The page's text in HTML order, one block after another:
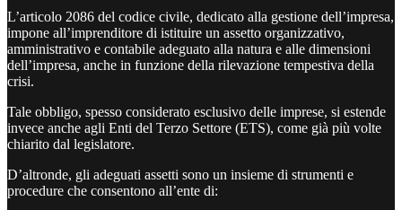
L’articolo 2086 del codice civile, dedicato alla gestione dell’impresa,
impone all’imprenditore di istituire un assetto organizzativo,
amministrativo e contabile adeguato alla natura e alle dimensioni
dell’impresa, anche in funzione della rilevazione tempestiva della
crisi.
Tale obbligo, spesso considerato esclusivo delle imprese, si estende
invece anche agli Enti del Terzo Settore (ETS), come già più volte
chiarito dal legislatore.
D’altronde, gli adeguati assetti sono un insieme di strumenti e
procedure che consentono all’ente di: